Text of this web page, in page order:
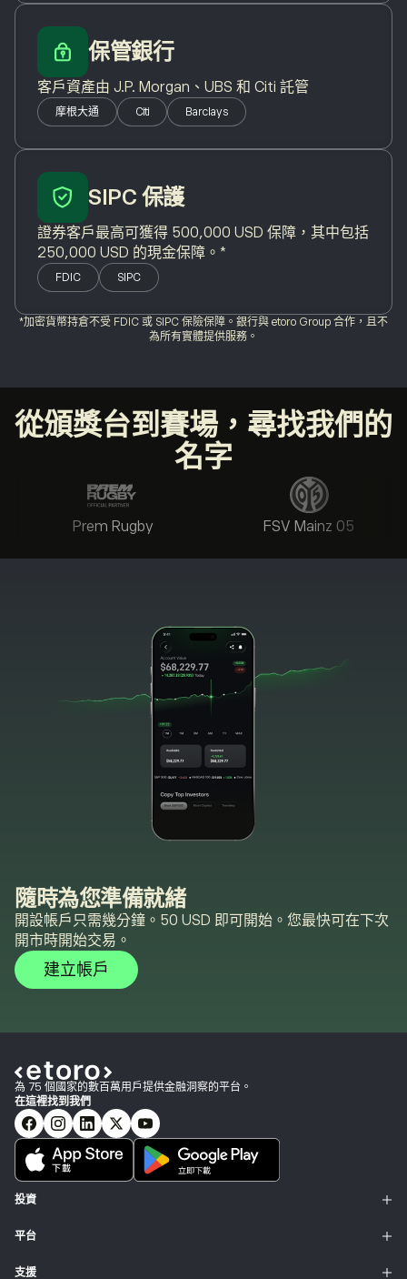
保管銀行
客戶資產由 J.P. Morgan、UBS 和 Citi 託管
摩根大通 Citi Barclays
SIPC 保護
證券客戶最高可獲得 500,000 USD 保障，其中包括
250,000 USD 的現金保障。*
FDIC SIPC
*加密貨幣持倉不受 FDIC 或 SIPC 保險保障。銀行與 etoro Group 合作，且不
為所有實體提供服務。
從頒獎台到賽場，尋找我們的
名字
Prem Rugby FSV Mainz 05
隨時為您準備就緒
開設帳戶只需幾分鐘。50 USD 即可開始。您最快可在下次
開市時開始交易。
建立帳戶
為 75 個國家的數百萬用戶提供金融洞察的平台。
在這裡找到我們
投資
平台
支援